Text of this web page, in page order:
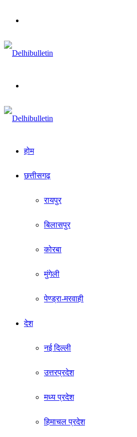
होम
छत्तीसगढ़
रायपुर
बिलासपुर
कोरबा
मुंगेली
पेण्ड्रा-मरवाही
देश
नई दिल्ली
उत्तरप्रदेश
मध्य प्रदेश
हिमाचल प्रदेश